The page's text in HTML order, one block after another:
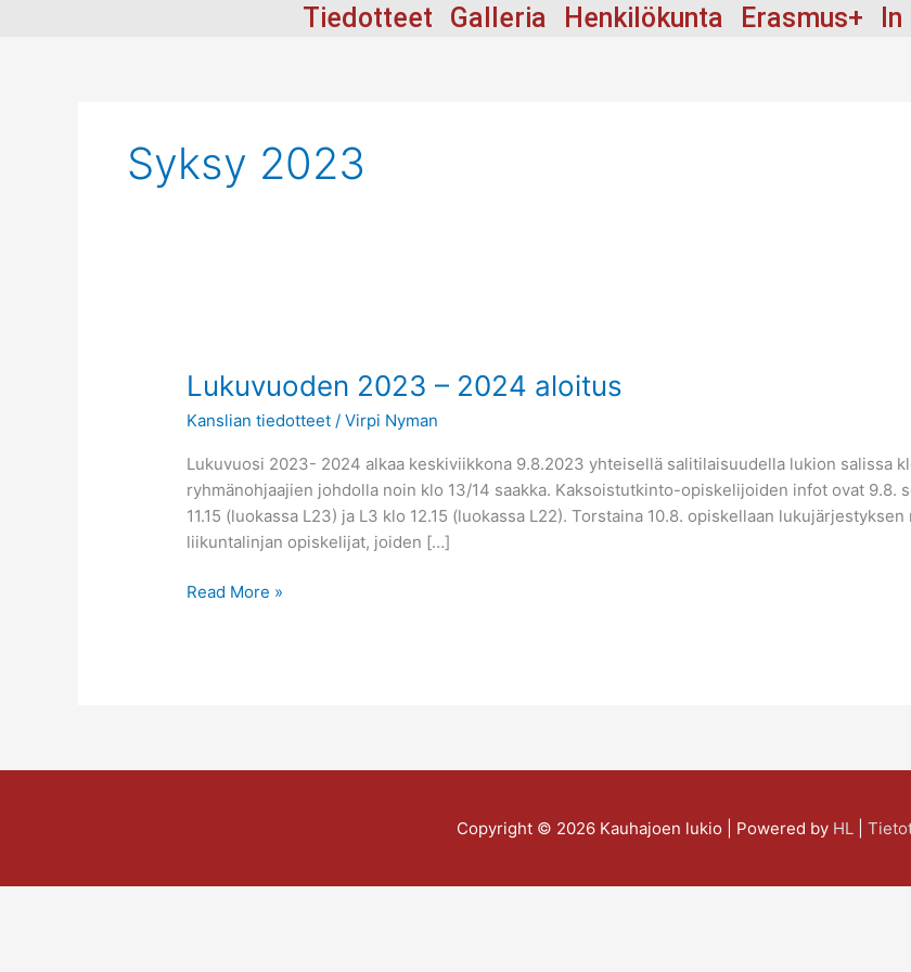
Tiedotteet Galleria Henkilökunta Erasmus+
Syksy 2023
Lukuvuoden 2023 – 2024 aloitus
Kanslian tiedotteet /Virpi Nyman
Lukuvuosi 2023- 2024 alkaa keskiviikkona 9.8.2023 yhteisellä salitilaisuudella lukion salissa
ryhmänohjaajien johdolla noin klo 13/14 saakka. Kaksoistutkinto-opiskelijoiden infot ovat 9.8.
11.15 (luokassa L23) ja L3 klo 12.15 (luokassa L22). Torstaina 10.8. opiskellaan
liikuntalinjan opiskelijat, joiden […]
–
aloitus
Read More »
Copyright © 2026 Kauhajoen lukio | Powered by HL|